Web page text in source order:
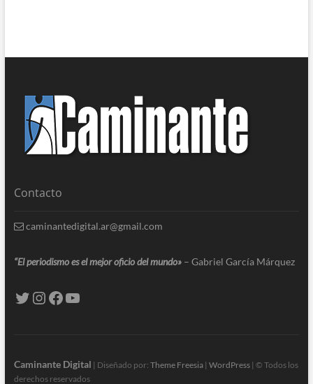
Contacto
caminantedigital.ar@gmail.com
“El periodismo es el mejor oficio del mundo» – Gabriel García Márquez
Caminante Digital | Diseñado por: Theme Freesia| WordPress| © Todos los
derechos reservados